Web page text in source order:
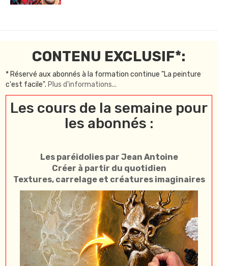
CONTENU EXCLUSIF*:
* Réservé aux abonnés à la formation continue "La peinture
c'est facile". Plus d'informations...
Les cours de la semaine pour
les abonnés :
Les paréidolies par Jean Antoine
Créer à partir du quotidien
Textures, carrelage et créatures imaginaires